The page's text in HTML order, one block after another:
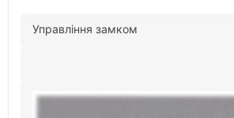
Управління замком